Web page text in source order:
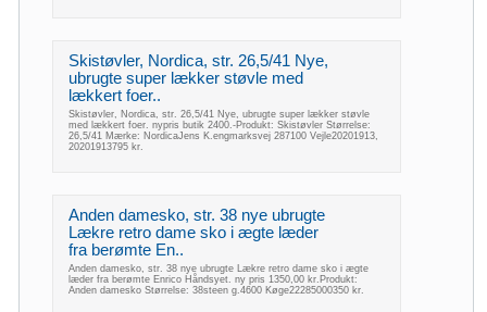
Skistøvler, Nordica, str. 26,5/41 Nye,
ubrugte super lækker støvle med
lækkert foer..
Skistøvler, Nordica, str. 26,5/41 Nye, ubrugte super lækker støvle
med lækkert foer. nypris butik 2400.-Produkt: Skistøvler Størrelse:
26,5/41 Mærke: NordicaJens K.engmarksvej 287100 Vejle20201913,
20201913795 kr.
Anden damesko, str. 38 nye ubrugte
Lækre retro dame sko i ægte læder
fra berømte En..
Anden damesko, str. 38 nye ubrugte Lækre retro dame sko i ægte
læder fra berømte Enrico Håndsyet. ny pris 1350,00 kr.Produkt:
Anden damesko Størrelse: 38steen g.4600 Køge22285000350 kr.